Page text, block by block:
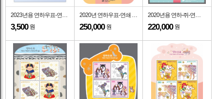
2023년용 연하우표-연쇄 2종-4매 소형시트-2022.12.1일
3,500 원
2020년 연하우표-연쇄 4완-100매 소관봉 소형시트-2020.12.1일
250,000 원
2020년용 연하-쥐-연쇄 4완-100매 소관봉 소형시트-2019.12.2일
220,000 원